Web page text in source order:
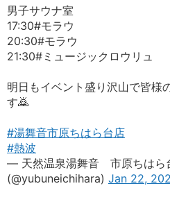
男子サウナ室
17:30#モラウ
20:30#モラウ
21:30#ミュージックロウリュ
明日もイベント盛り沢山で皆様
す🙇
#湯舞音市原ちはら台店
#熱波
— 天然温泉湯舞音 市原ちはら
(@yubuneichihara) Jan 22,